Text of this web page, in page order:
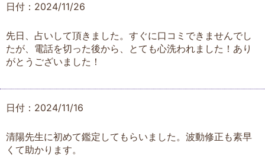
日付：2024/11/26
先日、占いして頂きました。すぐに口コミできませんでし
たが、電話を切った後から、とても心洗われました！あり
がとうございました！
日付：2024/11/16
清陽先生に初めて鑑定してもらいました。波動修正も素早
くて助かります。